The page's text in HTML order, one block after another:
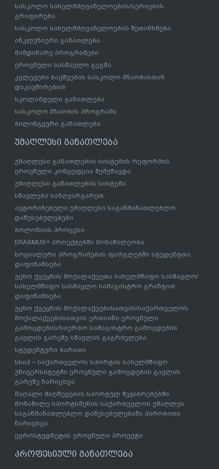
სასკოლო სახელმძღვანელოების/სერიების
გრიფირება
სასკოლო სახელმძღვანელოების შეთანხმება
ინკლუზიური განათლება
მიმდინარე პროგრამები
ეროვნული სასწავლო გეგმა
კვლევები ბავშვების სასკოლო მზაობასთან
დაკავშირებით
სკოლამდელი განათლება
სასკოლო მზაობის პროგრამა
ბილინგვური განათლება
უმაღლესი განათლება
უმაღლესი განათლების სისტემის რეფორმის
ეროვნული კონცეფცია შემუშავდა
უმაღლესი განათლების სისტემა
სწავლება საზღვარგარეთ
ავტორიზებული უმაღლესი საგანმანათლებლო
დაწესებულებები
ბოლონიის პროცესი
ERASMUS+ პროექტებში მონაწილეობა
სოციალური პროგრამების ფარგლებში სტუდენტთა
დაფინანსება
უცხო ქვეყნის მოქალაქეეთა სახელმწიფო სასწავლო/
სახელმწიფო სასწავლო სამაგისტრო გრანტით
დაფინანსება
უცხო ქვეყნის მოქალაქეებისათვის/საქართველოს
მოქალაქეებისათვის ერთიანი ეროვნული
გამოცდების/საერთო სამაგისტრო გამოცდების
გავლის გარეშე სწავლის გაგრძელება
სტუდენტური ბარათი
სსიპ – საქართველოს სპორტის სახელმწიფო
უნივერსიტეტში ეროვნული გამოცდების გავლის
გარეშე ჩარიცხვა
მაღალი მიღწევების სპორტულ შეჯიბრებებში
მონაწილე სპორტსმენის საქართველოს უმაღლეს
საგანმანათლებლო დაწესებულებაში პირობითი
ჩარიცხვა
ევროსტუდნეტის ეროვნული პროექტი
პროფესიული განათლება